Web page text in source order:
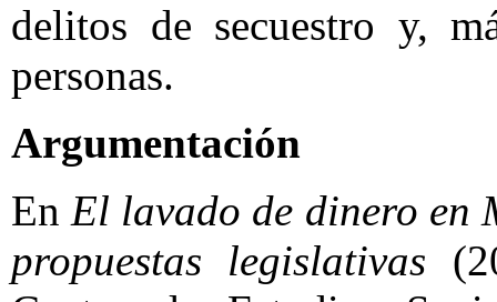
delitos de secuestro y,
personas.
Argumentación
EnEl lavado de dinero en
propuestas legislativas